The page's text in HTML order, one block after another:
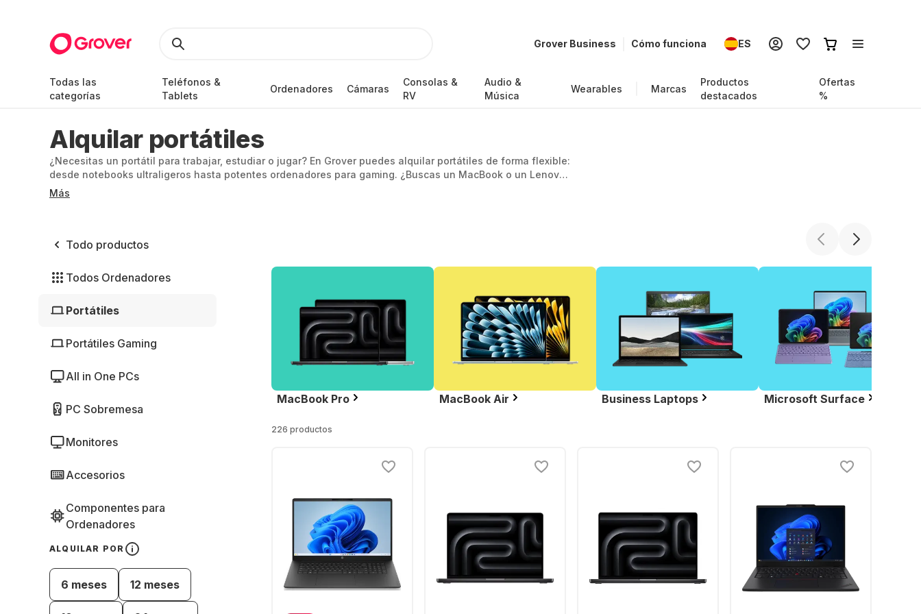
Grover Business Cómo funciona ES
Todas las
categorías
Teléfonos &
Tablets
Ordenadores Cámaras
Consolas &
RV
Audio &
Música
Wearables Marcas
Productos
destacados
Ofertas
%
Alquilar portátiles
¿Necesitas un portátil para trabajar, estudiar o jugar? En Grover puedes alquilar portátiles de forma flexible:
desde notebooks ultraligeros hasta potentes ordenadores para gaming. ¿Buscas un MacBook o un Lenovo?
Hay opciones para todo el mundo. Disfruta de la tecnología más actual sin tener que comprarla.
Más
Todo productos
Todos Ordenadores
Portátiles
Portátiles Gaming
All in One PCs
PC Sobremesa
Monitores
Accesorios
Componentes para
Ordenadores
ALQUILAR POR
6 meses 12 meses
MacBook Pro MacBook Air Business Laptops Microsoft Surface
226 productos